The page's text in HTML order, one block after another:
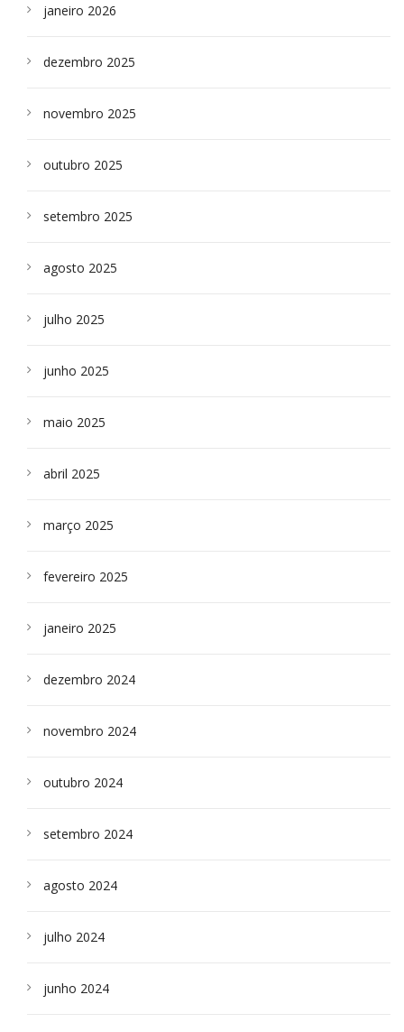
janeiro 2026
dezembro 2025
novembro 2025
outubro 2025
setembro 2025
agosto 2025
julho 2025
junho 2025
maio 2025
abril 2025
março 2025
fevereiro 2025
janeiro 2025
dezembro 2024
novembro 2024
outubro 2024
setembro 2024
agosto 2024
julho 2024
junho 2024